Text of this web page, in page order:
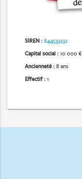
SIREN :844533232
Capital social :10 000 €
Ancienneté :8 ans
Effectif :1